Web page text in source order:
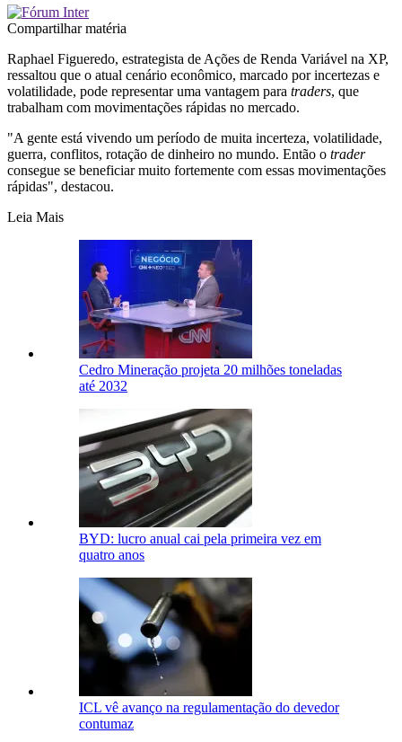
Compartilhar matéria
Raphael Figueredo, estrategista de Ações de Renda Variável na XP,
ressaltou que o atual cenário econômico, marcado por incertezas e
volatilidade, pode representar uma vantagem para traders, que
trabalham com movimentações rápidas no mercado.
"A gente está vivendo um período de muita incerteza, volatilidade,
guerra, conflitos, rotação de dinheiro no mundo. Então o trader
consegue se beneficiar muito fortemente com essas movimentações
rápidas", destacou.
Leia Mais
Cedro Mineração projeta 20 milhões toneladas
até 2032
BYD: lucro anual cai pela primeira vez em
quatro anos
ICL vê avanço na regulamentação do devedor
contumaz